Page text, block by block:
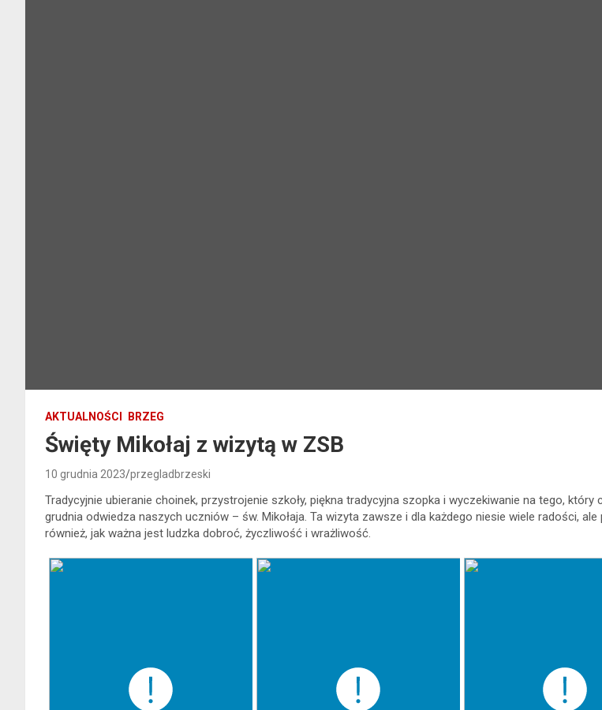
AKTUALNOŚCI BRZEG
Święty Mikołaj z wizytą w ZSB
10 grudnia 2023 przegladbrzeski
Tradycyjnie ubieranie choinek, przystrojenie szkoły, piękna tradycyjna szopka i wyczekiwanie na tego, który
grudnia odwiedza naszych uczniów – św. Mikołaja. Ta wizyta zawsze i dla każdego niesie wiele radości, ale
również, jak ważna jest ludzka dobroć, życzliwość i wrażliwość.